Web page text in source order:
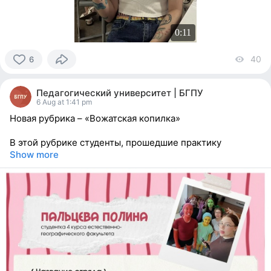
0:11
6
people
reacted
40
Педагогический университет | БГПУ
6 Aug at 1:41 pm
Новая рубрика – «Вожатская копилка»
В этой рубрике студенты, прошедшие практику
Show more